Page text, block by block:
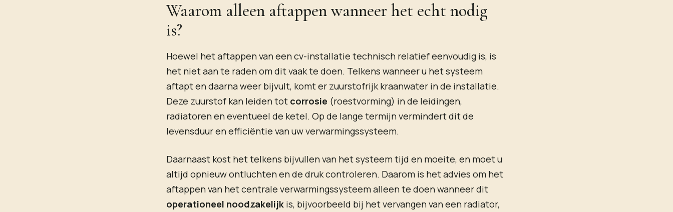
Waarom alleen aftappen wanneer het echt nodig
is?
Hoewel het aftappen van een cv-installatie technisch relatief eenvoudig is, is
het niet aan te raden om dit vaak te doen. Telkens wanneer u het systeem
aftapt en daarna weer bijvult, komt er zuurstofrijk kraanwater in de installatie.
Deze zuurstof kan leiden tot corrosie (roestvorming) in de leidingen,
radiatoren en eventueel de ketel. Op de lange termijn vermindert dit de
levensduur en efficiëntie van uw verwarmingssysteem.
Daarnaast kost het telkens bijvullen van het systeem tijd en moeite, en moet u
altijd opnieuw ontluchten en de druk controleren. Daarom is het advies om het
aftappen van het centrale verwarmingssysteem alleen te doen wanneer dit
operationeel noodzakelijk is, bijvoorbeeld bij het vervangen van een radiator,